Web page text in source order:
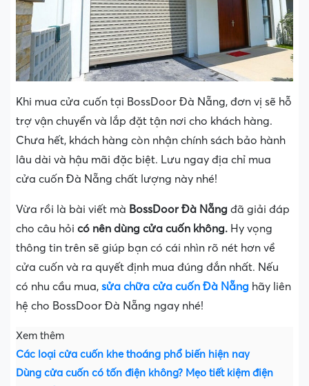
Khi mua cửa cuốn tại BossDoor Đà Nẵng, đơn vị sẽ hỗ
trợ vận chuyển và lắp đặt tận nơi cho khách hàng.
Chưa hết, khách hàng còn nhận chính sách bảo hành
lâu dài và hậu mãi đặc biệt. Lưu ngay địa chỉ mua
cửa cuốn Đà Nẵng chất lượng này nhé!
Vừa rồi là bài viết mà BossDoor Đà Nẵng đã giải đáp
cho câu hỏi có nên dùng cửa cuốn không. Hy vọng
thông tin trên sẽ giúp bạn có cái nhìn rõ nét hơn về
cửa cuốn và ra quyết định mua đúng đắn nhất. Nếu
có nhu cầu mua, sửa chữa cửa cuốn Đà Nẵng hãy liên
hệ cho BossDoor Đà Nẵng ngay nhé!
Xem thêm
Các loại cửa cuốn khe thoáng phổ biến hiện nay
Dùng cửa cuốn có tốn điện không? Mẹo tiết kiệm điện